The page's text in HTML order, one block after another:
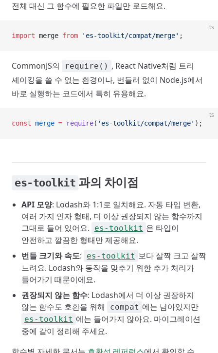
전체 대신 그 함수에 필요한 파일만 로드해요.
ts
import merge from 'es-toolkit/compat/merge' ;
CommonJS의 require() , React Native처럼 트리
셰이킹을 쓸 수 없는 환경이나, 번들러 없이 Node.js에서
바로 실행하는 코드에서 특히 유용해요.
ts
const merge = require( 'es-toolkit/compat/merge' );
es-toolkit 과의 차이점
API 모양: Lodash와 1:1로 일치해요. 자동 타입 변환,
여러 가지 인자 형태, 더 이상 권장되지 않는 함수까지
그대로 들어 있어요.
es-toolkit 은 타입이
안전하고 깔끔한 형태만 제공해요.
번들 크기와 속도: es-toolkit 보다 살짝 크고 살짝
느려요. Lodash와 동작을 맞추기 위한 추가 처리가
들어가기 때문이에요.
권장되지 않는 함수: Lodash에서 더 이상 권장하지
않는 함수도 호환을 위해
compat 에는 남아있지만
es-toolkit 에는 들어가지 않아요. 마이그레이션
중에 같이 정리해 주세요.